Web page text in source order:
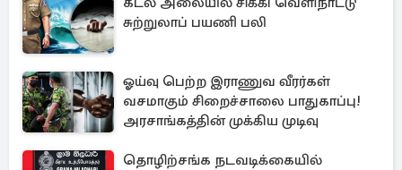
சுற்றுலாப் பயணி பலி
ஓய்வு பெற்ற இராணுவ வீரர்கள்
வசமாகும் சிறைச்சாலை பாதுகாப்பு!
அரசாங்கத்தின் முக்கிய முடிவு
தொழிற்சங்க நடவடிக்கையில்